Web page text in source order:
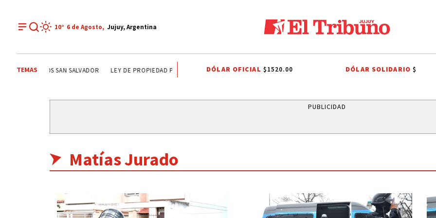
10° 6 de Agosto, Jujuy, Argentina
TEMAS CARLOS SADIR ALTO COMEDERO PREMIOS SAN SALVADOR LEY DE PROPIEDAD PRIVADA LEY DE TIERRAS CANDELA
DÓLAR OFICIAL $1520.00 DÓLAR SOLIDARIO$
PUBLICIDAD
Matías Jurado